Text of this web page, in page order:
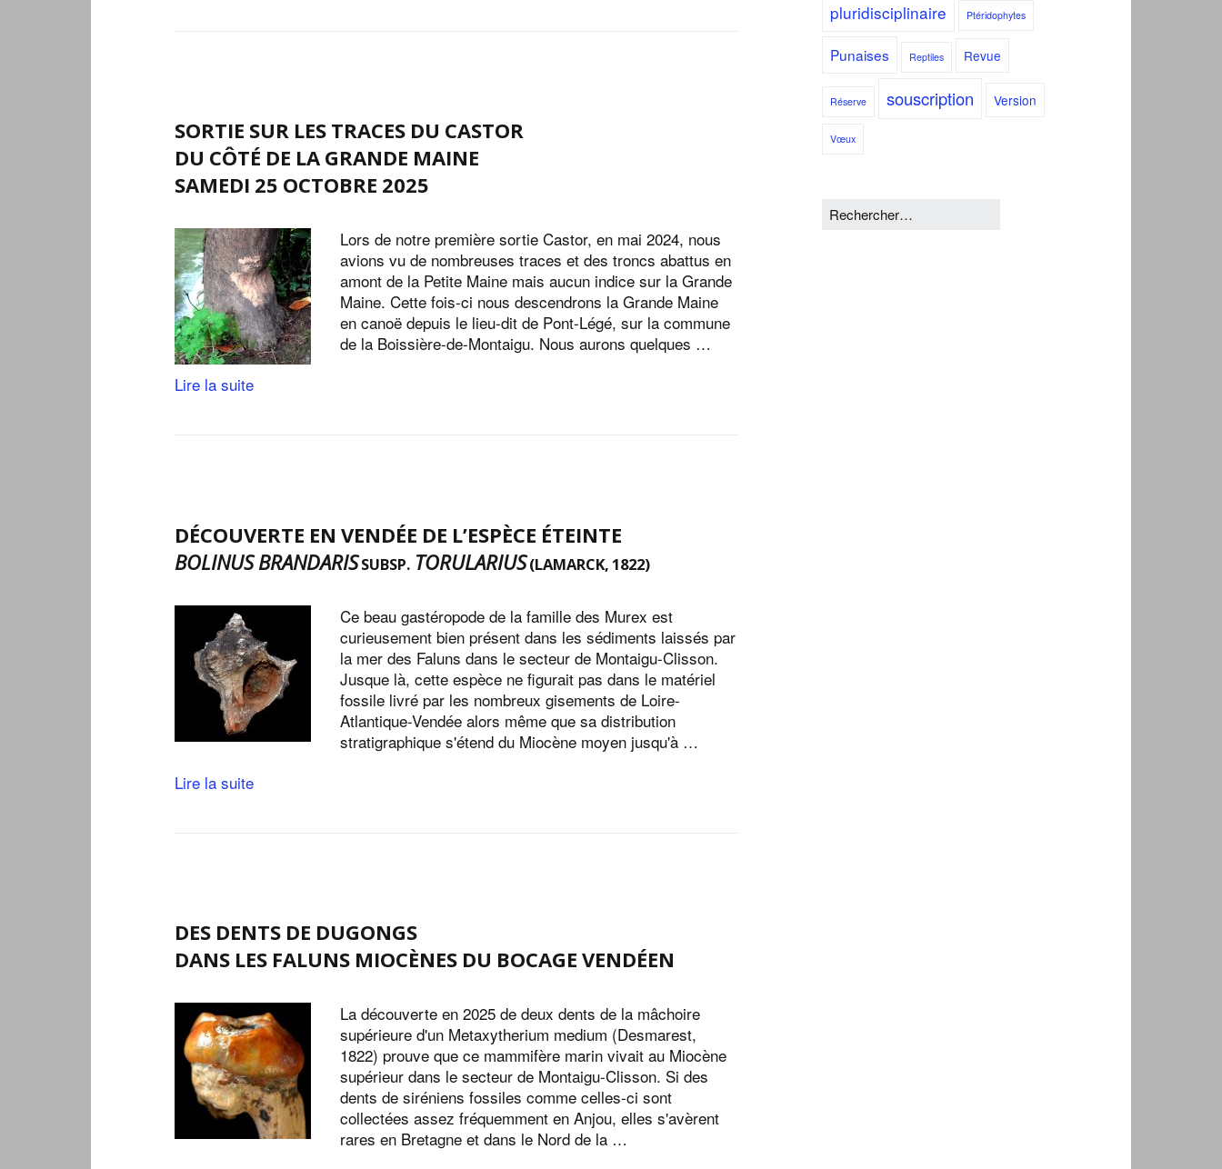
SORTIE SUR LES TRACES DU CASTOR
DU CÔTÉ DE LA GRANDE MAINE
SAMEDI 25 OCTOBRE 2025
Lors de notre première sortie Castor, en mai 2024, nous
avions vu de nombreuses traces et des troncs abattus en
amont de la Petite Maine mais aucun indice sur la Grande
Maine. Cette fois-ci nous descendrons la Grande Maine
en canoë depuis le lieu-dit de Pont-Légé, sur la commune
de la Boissière-de-Montaigu. Nous aurons quelques …
Lire la suite
DÉCOUVERTE EN VENDÉE DE L’ESPÈCE ÉTEINTE
BOLINUS BRANDARISSUBSP. TORULARIUS(LAMARCK, 1822)
Ce beau gastéropode de la famille des Murex est
curieusement bien présent dans les sédiments laissés par
la mer des Faluns dans le secteur de Montaigu-Clisson.
Jusque là, cette espèce ne figurait pas dans le matériel
fossile livré par les nombreux gisements de Loire-
Atlantique-Vendée alors même que sa distribution
stratigraphique s'étend du Miocène moyen jusqu'à …
Lire la suite
DES DENTS DE DUGONGS
DANS LES FALUNS MIOCÈNES DU BOCAGE VENDÉEN
La découverte en 2025 de deux dents de la mâchoire
supérieure d'un Metaxytherium medium (Desmarest,
1822) prouve que ce mammifère marin vivait au Miocène
supérieur dans le secteur de Montaigu-Clisson. Si des
dents de siréniens fossiles comme celles-ci sont
collectées assez fréquemment en Anjou, elles s'avèrent
rares en Bretagne et dans le Nord de la …
pluridisciplinaire Ptéridophytes
Punaises Reptiles Revue
Réserve souscription Version
Vœux